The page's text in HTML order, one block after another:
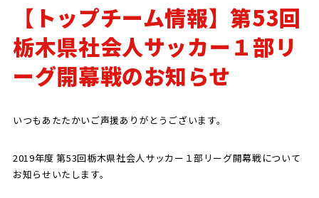
TOP TEAM
トップチーム
JUNIOR YOUTH
ジュニアユース
JUNIOR
ジュニア
スクール CPサッカー
ACADEMY
【トップチーム情報】第53回
栃木県社会人サッカー１部リ
ーグ開幕戦のお知らせ
いつもあたたかいご声援ありがとうございます。
2019年度 第53回栃木県社会人サッカー１部リーグ開幕戦について
お知らせいたします。